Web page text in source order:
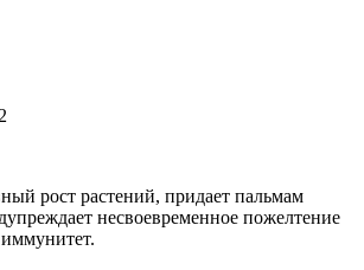
рост растений, придает пальмам
несвоевременное пожелтение